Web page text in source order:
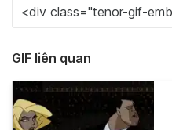
GIF liên quan